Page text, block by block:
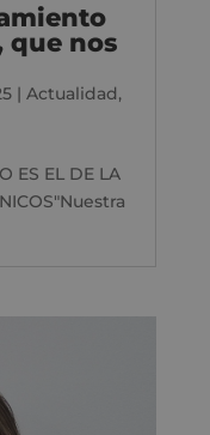
que nos
| Actualidad,
ES EL DE LA